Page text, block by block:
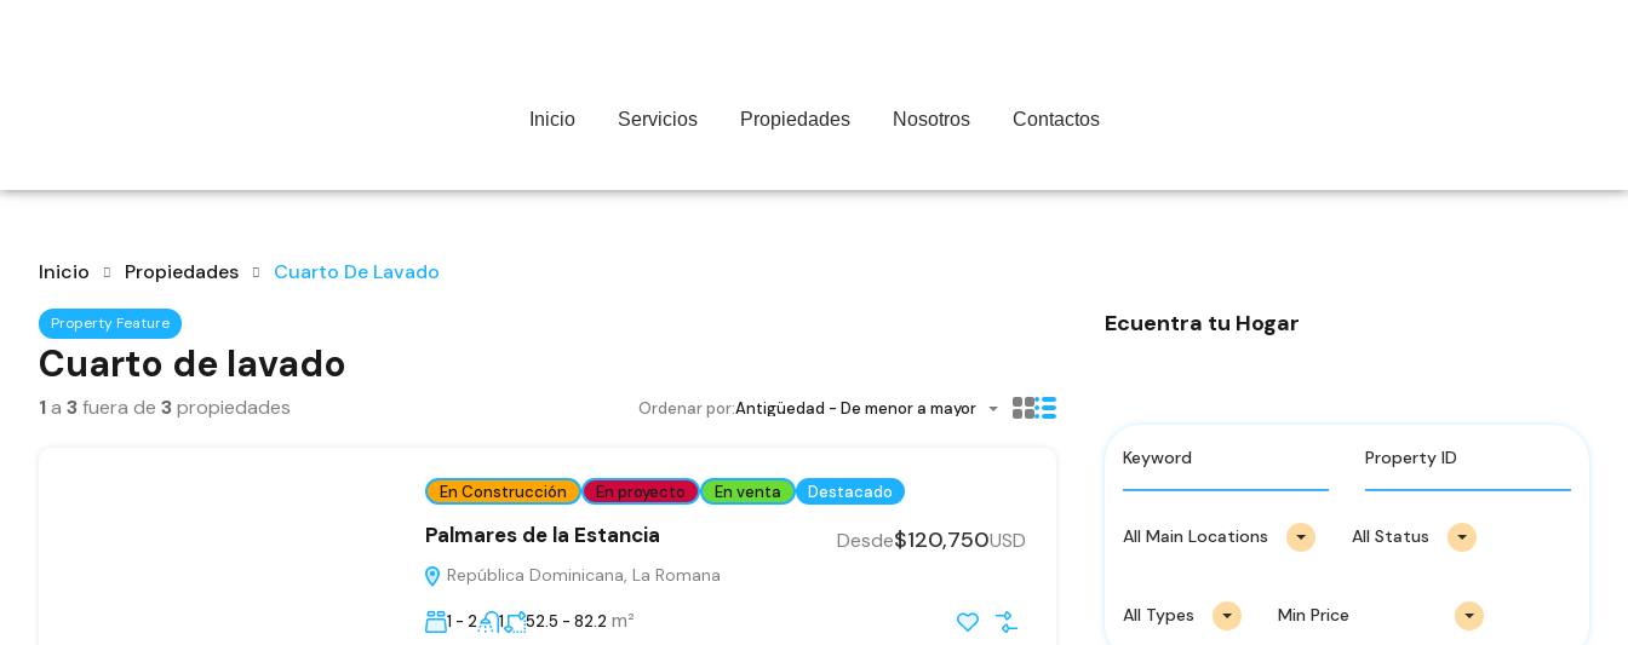
Inicio Servicios Propiedades Nosotros Contactos
Inicio Propiedades Cuarto De Lavado
Property Feature
Cuarto de lavado
1a 3fuera de 3propiedades Ordenar por:Antigüedad - De menor a mayor
En Construcción En proyecto En venta Destacado
Palmares de la Estancia
República Dominicana, La Romana
Desde$120,750USD
1 - 2 1 52.5 - 82.2 m²
Ecuentra tu Hogar
All Main Locations All Status
All Types Min Price